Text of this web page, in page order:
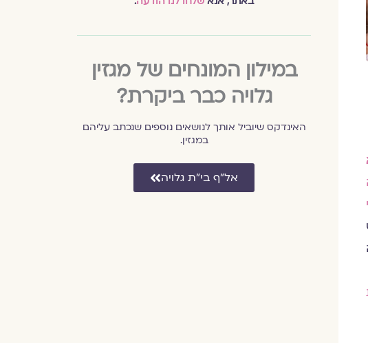
במילון המונחים של מגזין
גלויה כבר ביקרת?
האינדקס שיוביל אותך לנושאים נוספים שנכתב עליהם
במגזין.
אל״ף בי״ת גלויה